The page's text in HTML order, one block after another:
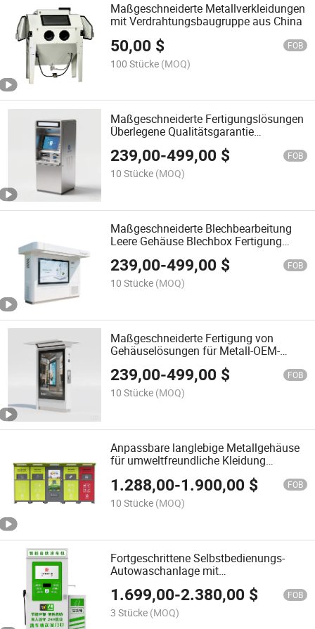
Maßgeschneiderte Metallverkleidungen
mit Verdrahtungsbaugruppe aus China
50,00 $ FOB
100 Stücke (MOQ)
Maßgeschneiderte Fertigungslösungen
Überlegene Qualitätsgarantie
Maßgeschneiderte Blechbearbeitung
Zahlungskiosk
239,00-499,00 $ FOB
10 Stücke (MOQ)
Maßgeschneiderte Blechbearbeitung
Leere Gehäuse Blechbox Fertigung
239,00-499,00 $ FOB
10 Stücke (MOQ)
Maßgeschneiderte Fertigung von
Gehäuselösungen für Metall-OEM-
239,00-499,00 $ FOB
10 Stücke (MOQ)
Anpassbare langlebige Metallgehäuse
für umweltfreundliche Kleidung
1.288,00-1.900,00 $ FOB
10 Stücke (MOQ)
Fortgeschrittene Selbstbedienungs-
Autowaschanlage mit
1.699,00-2.380,00 $ FOB
3 Stücke (MOQ)